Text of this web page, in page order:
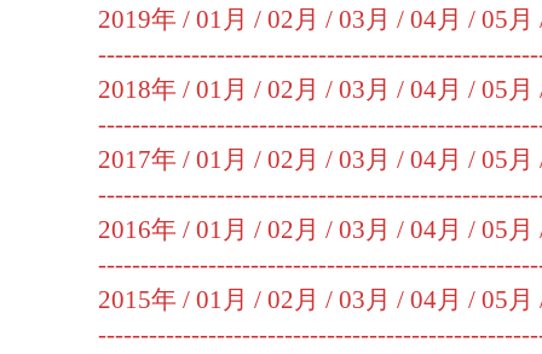
2019年 / 01月 / 02月 / 03月 / 04月 / 05月
2018年 / 01月 / 02月 / 03月 / 04月 / 05月
2017年 / 01月 / 02月 / 03月 / 04月 / 05月
2016年 / 01月 / 02月 / 03月 / 04月 / 05月
2015年 / 01月 / 02月 / 03月 / 04月 / 05月